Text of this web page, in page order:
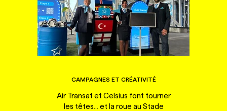
CAMPAGNES ET CRÉATIVITÉ
Air Transat et Celsius font tourner
les têtes... et la roue au Stade